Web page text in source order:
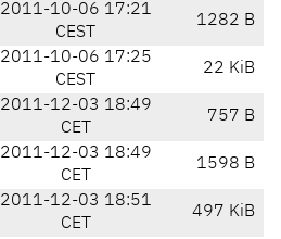
2011-10-06 17:21
CEST
1282 B
2011-10-06 17:25
CEST
22 KiB
2011-12-03 18:49
CET
757 B
2011-12-03 18:49
CET
1598 B
2011-12-03 18:51
CET
497 KiB